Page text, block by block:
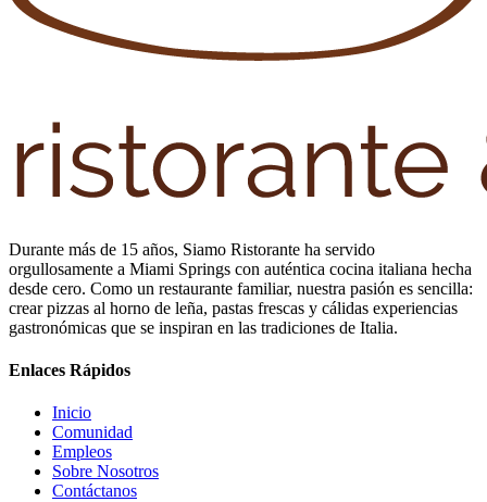
Durante más de 15 años, Siamo Ristorante ha servido
orgullosamente a Miami Springs con auténtica cocina italiana hecha
desde cero. Como un restaurante familiar, nuestra pasión es sencilla:
crear pizzas al horno de leña, pastas frescas y cálidas experiencias
gastronómicas que se inspiran en las tradiciones de Italia.
Enlaces Rápidos
Inicio
Comunidad
Empleos
Sobre Nosotros
Contáctanos